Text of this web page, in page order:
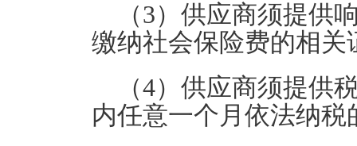
（3）供应商须提供
缴纳社会保险费的相关
（4）供应商须提供
内任意一个月依法纳